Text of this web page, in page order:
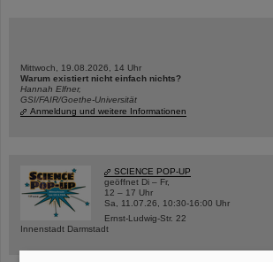
Mittwoch, 19.08.2026, 14 Uhr
Warum existiert nicht einfach nichts?
Hannah Elfner,
GSI/FAIR/Goethe-Universität
Anmeldung und weitere Informationen
SCIENCE POP-UP
geöffnet Di – Fr,
12 – 17 Uhr
Sa, 11.07.26, 10:30-16:00 Uhr
Ernst-Ludwig-Str. 22
Innenstadt Darmstadt